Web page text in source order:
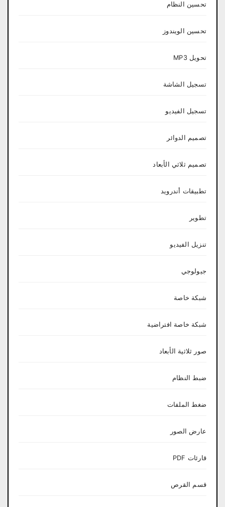
تحسين النظام
تحسين الويندوز
تحويل MP3
تسجيل الشاشة
تسجيل الفيديو
تصميم الدوائر
تصميم ثلاثي الأبعاد
تطبيقات أندرويد
تطوير
تنزيل الفيديو
جيولوجي
شبكة خاصة
شبكة خاصة افتراضية
صور ثلاثية الأبعاد
ضبط النظام
ضغط الملفات
عارض الصور
قارئات PDF
قسم القرص